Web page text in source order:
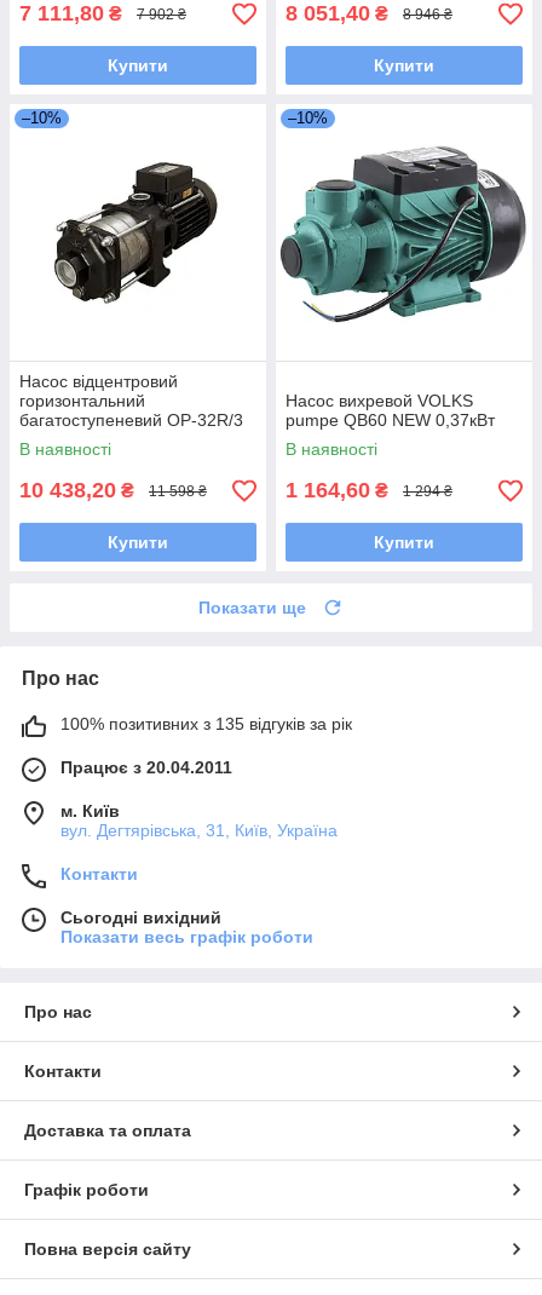
7 111,80 ₴ 7 902 ₴
Купити
8 051,40 ₴ 8 946 ₴
Купити
–10%
Насос відцентровий
горизонтальний
багатоступеневий OP-32R/3
0.55 кВт SAER (5,4 м3/год,
25,5 м)
В наявності
10 438,20 ₴ 11 598 ₴
Купити
–10%
Насос вихревой VOLKS
pumpe QB60 NEW 0,37кВт
В наявності
1 164,60 ₴ 1 294 ₴
Купити
Показати ще
Про нас
100% позитивних з 135 відгуків за рік
Працює з 20.04.2011
м. Київ
вул. Дегтярівська, 31, Київ, Україна
Контакти
Сьогодні вихідний
Показати весь графік роботи
Про нас
Контакти
Доставка та оплата
Графік роботи
Повна версія сайту